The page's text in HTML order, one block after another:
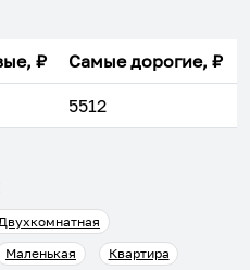
₽ Самые дорогие, ₽
5512
Двухкомнатная
Маленькая
Квартира